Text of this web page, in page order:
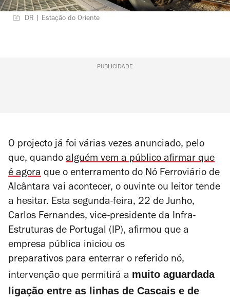
DR | Estação do Oriente
PUBLICIDADE
O projecto já foi várias vezes anunciado, pelo
que, quando alguém vem a público afirmar que
é agora que o enterramento do Nó Ferroviário de
Alcântara vai acontecer, o ouvinte ou leitor tende
a hesitar. Esta segunda-feira, 22 de Junho,
Carlos Fernandes, vice-presidente da Infra-
Estruturas de Portugal (IP), afirmou que a
empresa pública iniciou os
preparativos para enterrar o referido nó,
intervenção que permitirá a muito aguardada
ligação entre as linhas de Cascais e de